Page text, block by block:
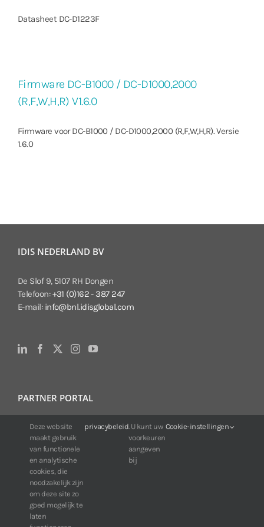
Datasheet DC-D1223F
Firmware DC-B1000 / DC-D1000,2000
(R,F,W,H,R) V1.6.0
Firmware voor DC-B1000 / DC-D1000,2000 (R,F,W,H,R). Versie
1.6.0
IDIS NEDERLAND BV
De Slof 9, 5107 RH Dongen
Telefoon:+31 (0)162 - 387 247
E-mail: info@bnl.idisglobal.com
PARTNER PORTAL
Voor klanten van IDIS:
24/7 beschikbaarheid, altijd en overal.
Web:https://portal.idisglobal.solutions
TOP DOWNLOADS
Deze website
maakt gebruik
van functionele
en analytische
cookies, die
noodzakelijk zijn
om deze site zo
goed mogelijk te
laten
privacybeleid. U kunt uw
voorkeuren
aangeven
bij
Cookie-instellingen